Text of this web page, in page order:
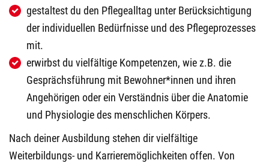
gestaltest du den Pflegealltag unter Berücksichtigung
der individuellen Bedürfnisse und des Pflegeprozesses
mit.
erwirbst du vielfältige Kompetenzen, wie z.B. die
Gesprächsführung mit Bewohner*innen und ihren
Angehörigen oder ein Verständnis über die Anatomie
und Physiologie des menschlichen Körpers.
Nach deiner Ausbildung stehen dir vielfältige
Weiterbildungs- und Karrieremöglichkeiten offen. Von